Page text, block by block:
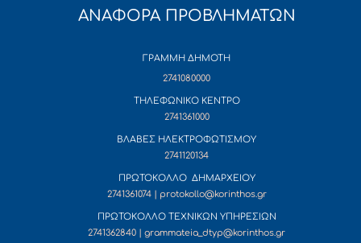
ΑΝΑΦΟΡΑ ΠΡΟΒΛΗΜΑΤΩΝ
ΓΡΑΜΜΗ ΔΗΜΟΤΗ
2741080000
ΤΗΛΕΦΩΝΙΚΟ ΚΕΝΤΡΟ
2741361000
ΒΛΑΒΕΣ ΗΛΕΚΤΡΟΦΩΤΙΣΜΟΥ
2741120134
ΠΡΩΤΟΚΟΛΛΟ ΔΗΜΑΡΧΕΙΟΥ
2741361074 | protokollo@korinthos.gr
ΠΡΩΤΟΚΟΛΛΟ ΤΕΧΝΙΚΩΝ ΥΠΗΡΕΣΙΩΝ
2741362840 | grammateia_dtyp@korinthos.gr